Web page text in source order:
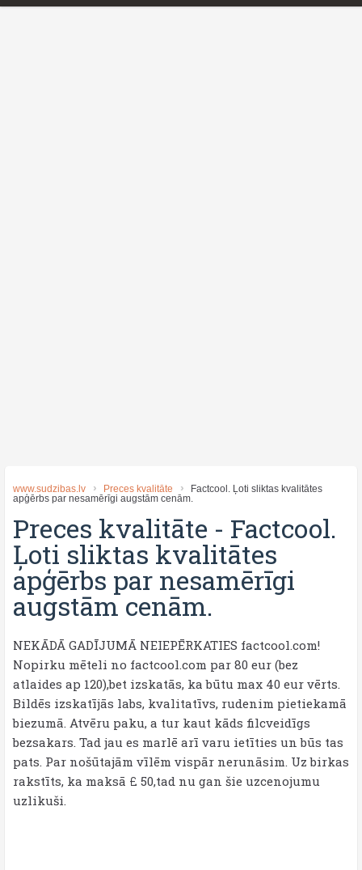
www.sudzibas.lv Preces kvalitāte
Factcool. Ļoti sliktas kvalitātes
apģērbs par nesamērīgi augstām cenām.
Preces kvalitāte - Factcool.
Ļoti sliktas kvalitātes
apģērbs par nesamērīgi
augstām cenām.
NEKĀDĀ GADĪJUMĀ NEIEPĒRKATIES factcool.com!
Nopirku mēteli no factcool.com par 80 eur (bez
atlaides ap 120),bet izskatās, ka būtu max 40 eur vērts.
Bildēs izskatījās labs, kvalitatīvs, rudenim pietiekamā
biezumā. Atvēru paku, a tur kaut kāds filcveidīgs
bezsakars. Tad jau es marlē arī varu ietīties un būs tas
pats. Par nošūtajām vīlēm vispār nerunāsim. Uz birkas
rakstīts, ka maksā £ 50,tad nu gan šie uzcenojumu
uzlikuši.